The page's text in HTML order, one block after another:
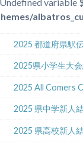
2025 都道府県駅
2025県小学生大
2025 All Comers
2025 県中学新人
2025 県高校新人